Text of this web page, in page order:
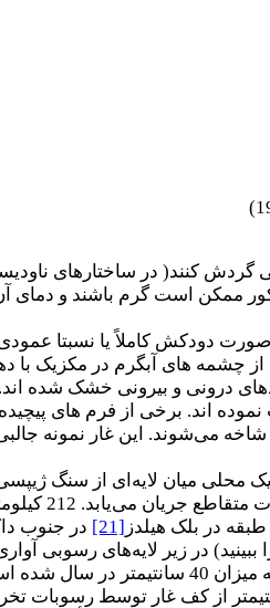
گردش کنند( در ساختارهای
دودکش کاملاً یا نسبتا
درونی و بیرونی خشک شده
اند. برخی از فرم های
می‌شوند. این غار نمونه جالبی
آکیفرهای ایجادشده
در بلک هیلدز [21] در جنوب
ببینید) در زیر لایه‌های رسوبی
40 سانتیمتر در سال شده است.
کاملاً خشک شده است. نقشه‌برداری 200 کیلومتر از مسیر غار نشان می‌دهد